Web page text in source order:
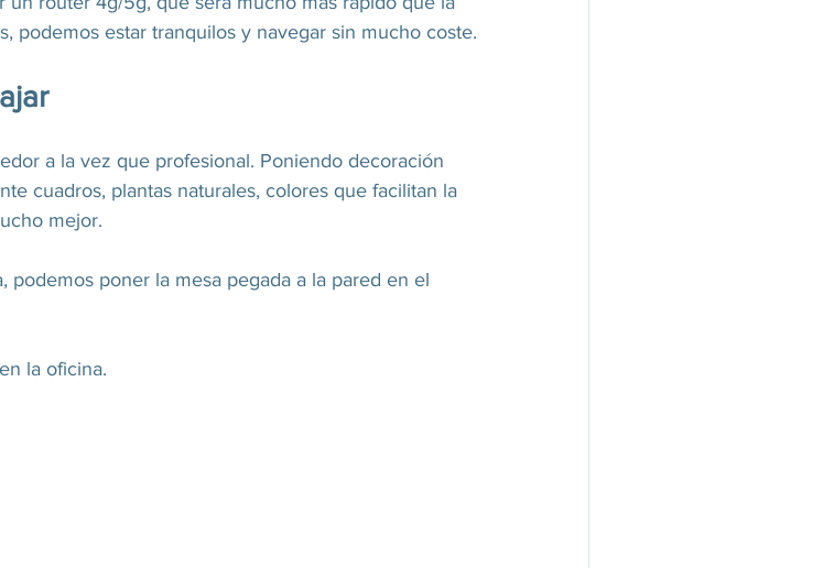
podemos estar tranquilos y navegar sin mucho coste.
a la vez que profesional. Poniendo decoración
cuadros, plantas naturales, colores que facilitan la
mejor.
podemos poner la mesa pegada a la pared en el
la oficina.